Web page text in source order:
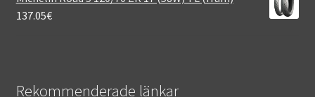
137.05€
Rekommenderade länkar